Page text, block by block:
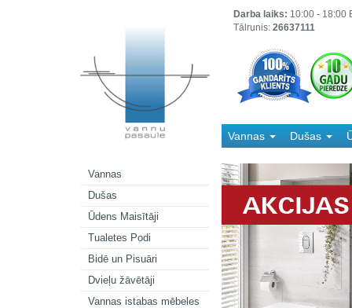
Vannas
Dušas
Ūdens Maisītāji
Tualetes Podi
Bidē un Pisuāri
Dvieļu žāvētāji
Vannas istabas mēbeles
Darba laiks: 10:00 - 18:00
Tālrunis: 26637111
Vannas Dušas